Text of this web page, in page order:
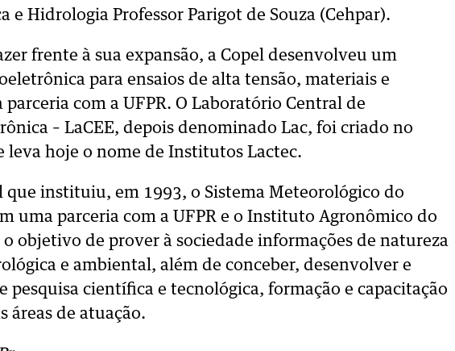
e Hidrologia Professor Parigot de Souza (Cehpar).
frente à sua expansão, a Copel desenvolveu um
para ensaios de alta tensão, materiais e
com a UFPR. O Laboratório Central de
– LaCEE, depois denominado Lac, foi criado no
leva hoje o nome de Institutos Lactec.
que instituiu, em 1993, o Sistema Meteorológico do
uma parceria com a UFPR e o Instituto Agronômico do
o objetivo de prover à sociedade informações de natureza
e ambiental, além de conceber, desenvolver e
pesquisa científica e tecnológica, formação e capacitação
áreas de atuação.